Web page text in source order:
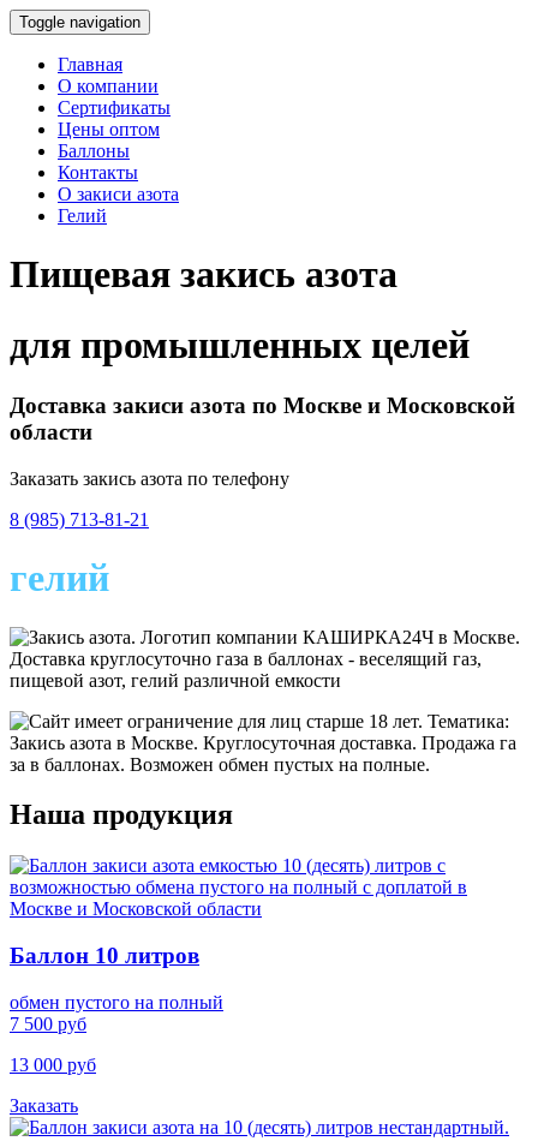
Toggle navigation
Главная
О компании
Сертификаты
Цены оптом
Баллоны
Контакты
О закиси азота
Гелий
Пищевая закись азота
для промышленных целей
Доставка закиси азота по Москве и Московской
области
Заказать закись азота по телефону
8 (985) 713-81-21
гелий
Наша продукция
Баллон 10 литров
обмен пустого на полный
7 500 руб
13 000 руб
Заказать